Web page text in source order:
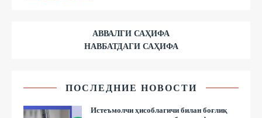
АВВАЛГИ САҲИФА
НАВБАТДАГИ САҲИФА
ПОСЛЕДНИЕ НОВОСТИ
Истеъмолчи ҳисоблагичи билан боғлиқ